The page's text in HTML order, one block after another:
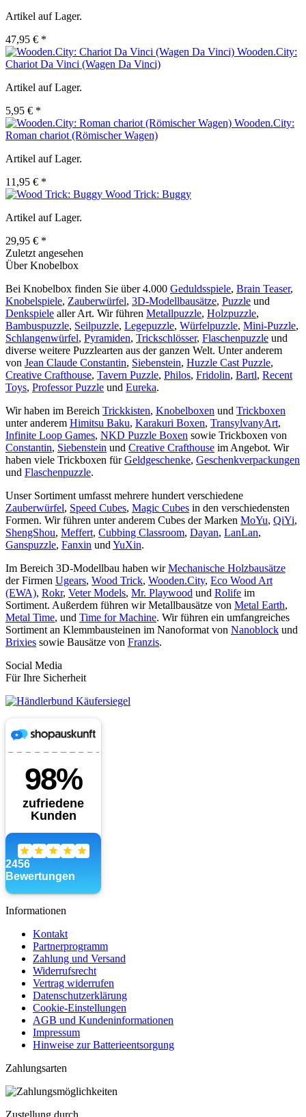
Artikel auf Lager.
47,95 € *
Wooden.City:
Chariot Da Vinci (Wagen Da Vinci)
Artikel auf Lager.
5,95 € *
Wooden.City:
Roman chariot (Römischer Wagen)
Artikel auf Lager.
11,95 € *
Wood Trick: Buggy
Artikel auf Lager.
29,95 € *
Zuletzt angesehen
Über Knobelbox
Bei Knobelbox finden Sie über 4.000 Geduldsspiele, Brain Teaser,
Knobelspiele, Zauberwürfel, 3D-Modellbausätze, Puzzle und
Denkspiele aller Art. Wir führen Metallpuzzle, Holzpuzzle,
Bambuspuzzle, Seilpuzzle, Legepuzzle, Würfelpuzzle, Mini-Puzzle,
Schlangenwürfel, Pyramiden, Trickschlösser, Flaschenpuzzle und
diverse weitere Puzzlearten aus der ganzen Welt. Unter anderem
von Jean Claude Constantin, Siebenstein, Huzzle Cast Puzzle,
Creative Crafthouse, Tavern Puzzle, Philos, Fridolin, Bartl, Recent
Toys, Professor Puzzle und Eureka.
Wir haben im Bereich Trickkisten, Knobelboxen und Trickboxen
unter anderem Himitsu Baku, Karakuri Boxen, TransylvanyArt,
Infinite Loop Games, NKD Puzzle Boxen sowie Trickboxen von
Constantin, Siebenstein und Creative Crafthouse im Angebot. Wir
haben viele Trickboxen fürGeldgeschenke, Geschenkverpackungen
und Flaschenpuzzle.
Unser Sortiment umfasst mehrere hundert verschiedene
Zauberwürfel, Speed Cubes, Magic Cubes in den verschiedensten
Formen. Wir führen unter anderem Cubes der Marken MoYu, QiYi,
ShengShou, Meffert, Cubbing Classroom, Dayan, LanLan,
Ganspuzzle, Fanxin und YuXin.
Im Bereich 3D-Modellbau haben wirMechanische Holzbausätze
der Firmen Ugears, Wood Trick, Wooden.City, Eco Wood Art
(EWA), Rokr, Veter Models, Mr. Playwood und Rolife im
Sortiment. Außerdem führen wir Metallbausätze von Metal Earth,
Metal Time, und Time for Machine. Wir führen ein umfangreiches
Sortiment an Klemmbausteinen im Nanoformat von Nanoblock und
Brixies sowie Bausätze von Franzis.
Social Media
Für Ihre Sicherheit
Informationen
Kontakt
Partnerprogramm
Zahlung und Versand
Widerrufsrecht
Vertrag widerrufen
Datenschutzerklärung
Cookie-Einstellungen
AGB und Kundeninformationen
Impressum
Hinweise zur Batterieentsorgung
Zahlungsarten
Zustellung durch